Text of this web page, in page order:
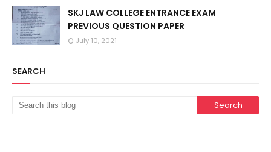
SKJ LAW COLLEGE ENTRANCE EXAM
PREVIOUS QUESTION PAPER
July 10, 2021
SEARCH